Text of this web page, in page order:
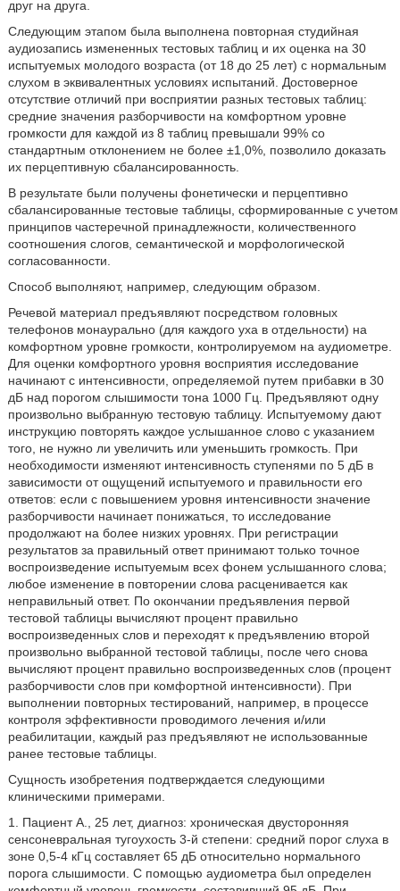
друг на друга.
Следующим этапом была выполнена повторная студийная
аудиозапись измененных тестовых таблиц и их оценка на 30
испытуемых молодого возраста (от 18 до 25 лет) с нормальным
слухом в эквивалентных условиях испытаний. Достоверное
отсутствие отличий при восприятии разных тестовых таблиц:
средние значения разборчивости на комфортном уровне
громкости для каждой из 8 таблиц превышали 99% со
стандартным отклонением не более ±1,0%, позволило доказать
их перцептивную сбалансированность.
В результате были получены фонетически и перцептивно
сбалансированные тестовые таблицы, сформированные с учетом
принципов частеречной принадлежности, количественного
соотношения слогов, семантической и морфологической
согласованности.
Способ выполняют, например, следующим образом.
Речевой материал предъявляют посредством головных
телефонов монаурально (для каждого уха в отдельности) на
комфортном уровне громкости, контролируемом на аудиометре.
Для оценки комфортного уровня восприятия исследование
начинают с интенсивности, определяемой путем прибавки в 30
дБ над порогом слышимости тона 1000 Гц. Предъявляют одну
произвольно выбранную тестовую таблицу. Испытуемому дают
инструкцию повторять каждое услышанное слово с указанием
того, не нужно ли увеличить или уменьшить громкость. При
необходимости изменяют интенсивность ступенями по 5 дБ в
зависимости от ощущений испытуемого и правильности его
ответов: если с повышением уровня интенсивности значение
разборчивости начинает понижаться, то исследование
продолжают на более низких уровнях. При регистрации
результатов за правильный ответ принимают только точное
воспроизведение испытуемым всех фонем услышанного слова;
любое изменение в повторении слова расценивается как
неправильный ответ. По окончании предъявления первой
тестовой таблицы вычисляют процент правильно
воспроизведенных слов и переходят к предъявлению второй
произвольно выбранной тестовой таблицы, после чего снова
вычисляют процент правильно воспроизведенных слов (процент
разборчивости слов при комфортной интенсивности). При
выполнении повторных тестирований, например, в процессе
контроля эффективности проводимого лечения и/или
реабилитации, каждый раз предъявляют не использованные
ранее тестовые таблицы.
Сущность изобретения подтверждается следующими
клиническими примерами.
1. Пациент А., 25 лет, диагноз: хроническая двусторонняя
сенсоневральная тугоухость 3-й степени: средний порог слуха в
зоне 0,5-4 кГц составляет 65 дБ относительно нормального
порога слышимости. С помощью аудиометра был определен